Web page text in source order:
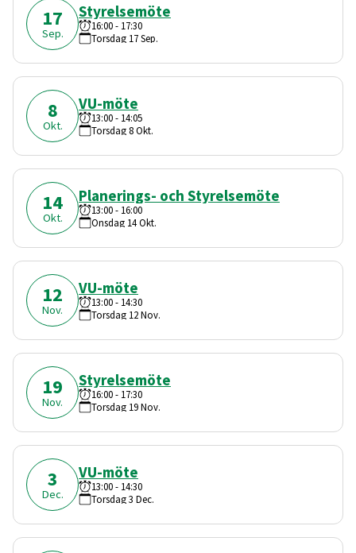
17
Sep.
Styrelsemöte
16:00- 17:30
Torsdag 17Sep.
8
Okt.
VU-möte
13:00- 14:05
Torsdag8Okt.
14
Okt.
Planerings- och Styrelsemöte
13:00- 16:00
Onsdag 14Okt.
12
Nov.
VU-möte
13:00- 14:30
Torsdag 12Nov.
19
Nov.
Styrelsemöte
16:00- 17:30
Torsdag 19Nov.
3
Dec.
VU-möte
13:00- 14:30
Torsdag3 Dec.